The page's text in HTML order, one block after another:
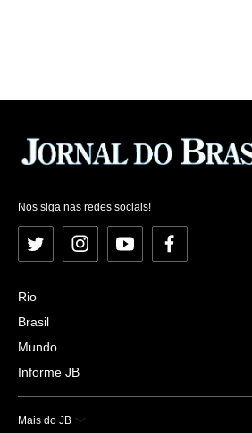
Nos siga nas redes sociais!
Twitter InstagramYouTubeFacebook
Rio
Brasil
Mundo
Informe JB
Mais do JB